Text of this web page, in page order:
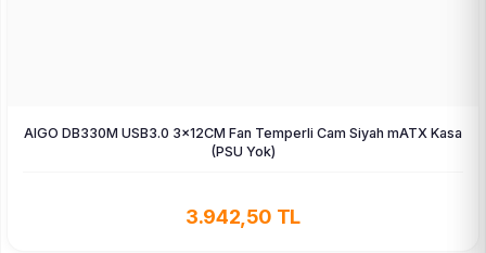
AIGO DB330M USB3.0 3×12CM Fan Temperli Cam Siyah mATX Kasa
(PSU Yok)
3.942,50 TL